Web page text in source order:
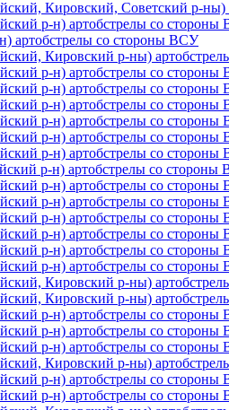
Кировский, Советский р-
р-н) артобстрелы со
артобстрелы со стороны ВСУ
Кировский р-ны)
р-н) артобстрелы со
р-н) артобстрелы со
р-н) артобстрелы со
р-н) артобстрелы со
р-н) артобстрелы со
р-н) артобстрелы со
р-н) артобстрелы со стороны
р-н) артобстрелы со
р-н) артобстрелы со
р-н) артобстрелы со
р-н) артобстрелы со
р-н) артобстрелы со
р-н) артобстрелы со
Кировский р-ны)
Кировский р-ны)
р-н) артобстрелы со
р-н) артобстрелы со
р-н) артобстрелы со
Кировский р-ны)
р-н) артобстрелы со
р-н) артобстрелы со